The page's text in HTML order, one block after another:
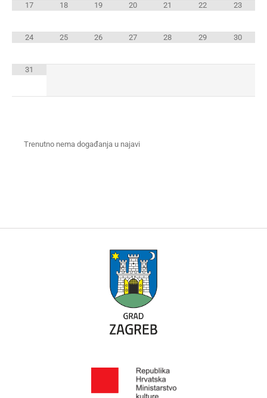
17 18 19 20 21 22 23
24 25 26 27 28 29 30
31
Trenutno nema događanja u najavi